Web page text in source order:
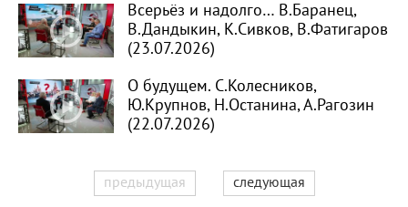
Всерьёз и надолго… В.Баранец,
В.Дандыкин, К.Сивков, В.Фатигаров
(23.07.2026)
О будущем. С.Колесников,
Ю.Крупнов, Н.Останина, А.Рагозин
(22.07.2026)
предыдущая следующая